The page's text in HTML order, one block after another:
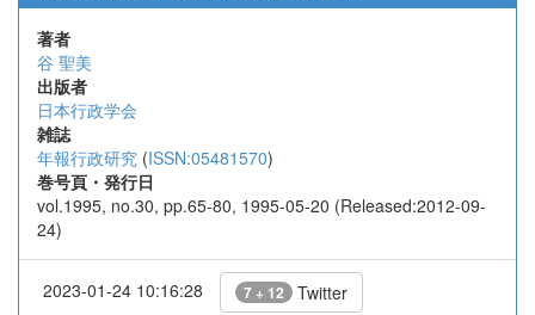
著者
谷 聖美
出版者
日本行政学会
雑誌
年報行政研究 (ISSN:05481570)
巻号頁・発行日
vol.1995, no.30, pp.65-80, 1995-05-20 (Released:2012-09-
24)
2023-01-24 10:16:28 7 + 12 Twitter